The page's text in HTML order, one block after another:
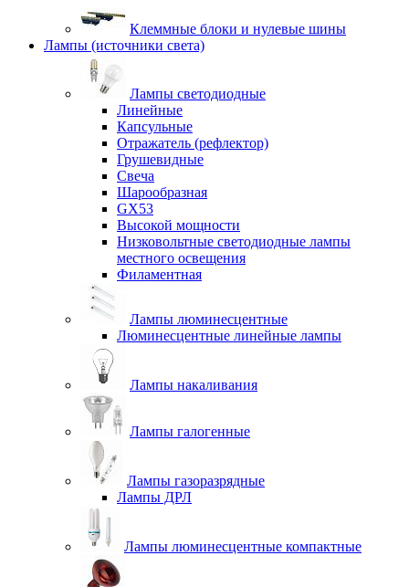
Клеммные блоки и нулевые шины
Лампы (источники света)
Лампы светодиодные
Линейные
Капсульные
Отражатель (рефлектор)
Грушевидные
Свеча
Шарообразная
GX53
Высокой мощности
Низковольтные светодиодные лампы
местного освещения
Филаментная
Лампы люминесцентные
Люминесцентные линейные лампы
Лампы накаливания
Лампы галогенные
Лампы газоразрядные
Лампы ДРЛ
Лампы люминесцентные компактные